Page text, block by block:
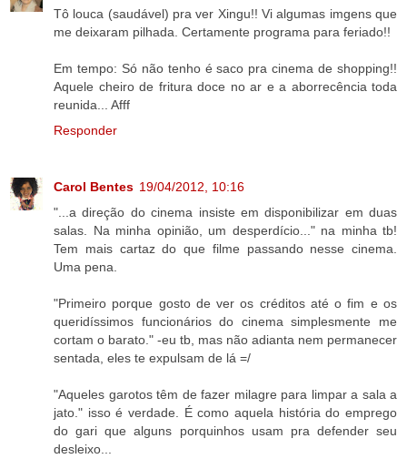
Tô louca (saudável) pra ver Xingu!! Vi algumas imgens que
me deixaram pilhada. Certamente programa para feriado!!
Em tempo: Só não tenho é saco pra cinema de shopping!!
Aquele cheiro de fritura doce no ar e a aborrecência toda
reunida... Afff
Responder
Carol Bentes 19/04/2012, 10:16
"...a direção do cinema insiste em disponibilizar em duas
salas. Na minha opinião, um desperdício..." na minha tb!
Tem mais cartaz do que filme passando nesse cinema.
Uma pena.
"Primeiro porque gosto de ver os créditos até o fim e os
queridíssimos funcionários do cinema simplesmente me
cortam o barato." -eu tb, mas não adianta nem permanecer
sentada, eles te expulsam de lá =/
"Aqueles garotos têm de fazer milagre para limpar a sala a
jato." isso é verdade. É como aquela história do emprego
do gari que alguns porquinhos usam pra defender seu
desleixo...